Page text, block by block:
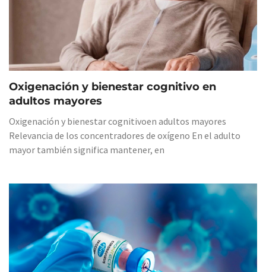
Oxigenación y bienestar cognitivo en
adultos mayores
Oxigenación y bienestar cognitivoen adultos mayores
Relevancia de los concentradores de oxígeno En el adulto
mayor también significa mantener, en